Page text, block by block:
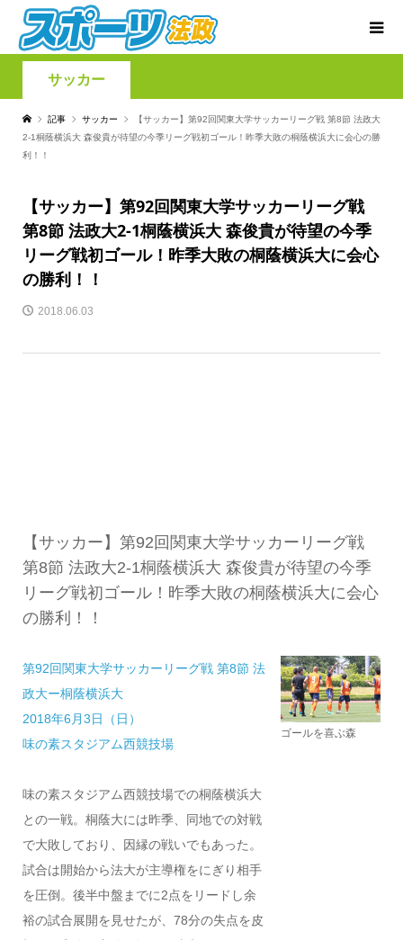
サッカー
記事 サッカー
【サッカー】第92回関東大学サッカーリーグ戦 第8節 法政大
2-1桐蔭横浜大 森俊貴が待望の今季リーグ戦初ゴール！昨季大敗の桐蔭横浜大に会心の勝
利！！
【サッカー】第92回関東大学サッカーリーグ戦
第8節 法政大2-1桐蔭横浜大 森俊貴が待望の今季
リーグ戦初ゴール！昨季大敗の桐蔭横浜大に会心
の勝利！！
2018.06.03
【サッカー】第92回関東大学サッカーリーグ戦
第8節 法政大2-1桐蔭横浜大 森俊貴が待望の今季
リーグ戦初ゴール！昨季大敗の桐蔭横浜大に会心
の勝利！！
第92回関東大学サッカーリーグ戦 第8節 法
政大ー桐蔭横浜大
2018年6月3日（日）
味の素スタジアム西競技場
味の素スタジアム西競技場での桐蔭横浜大
との一戦。桐蔭大には昨季、同地での対戦
で大敗しており、因縁の戦いでもあった。
試合は開始から法大が主導権をにぎり相手
を圧倒。後半中盤までに2点をリードし余
裕の試合展開を見せたが、78分の失点を皮
ゴールを喜ぶ森